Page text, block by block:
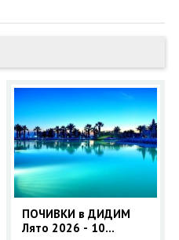
КОНТАКТИ
Запитване
ПОЧИВКИ в ДИДИМ
Лято 2026 - 10